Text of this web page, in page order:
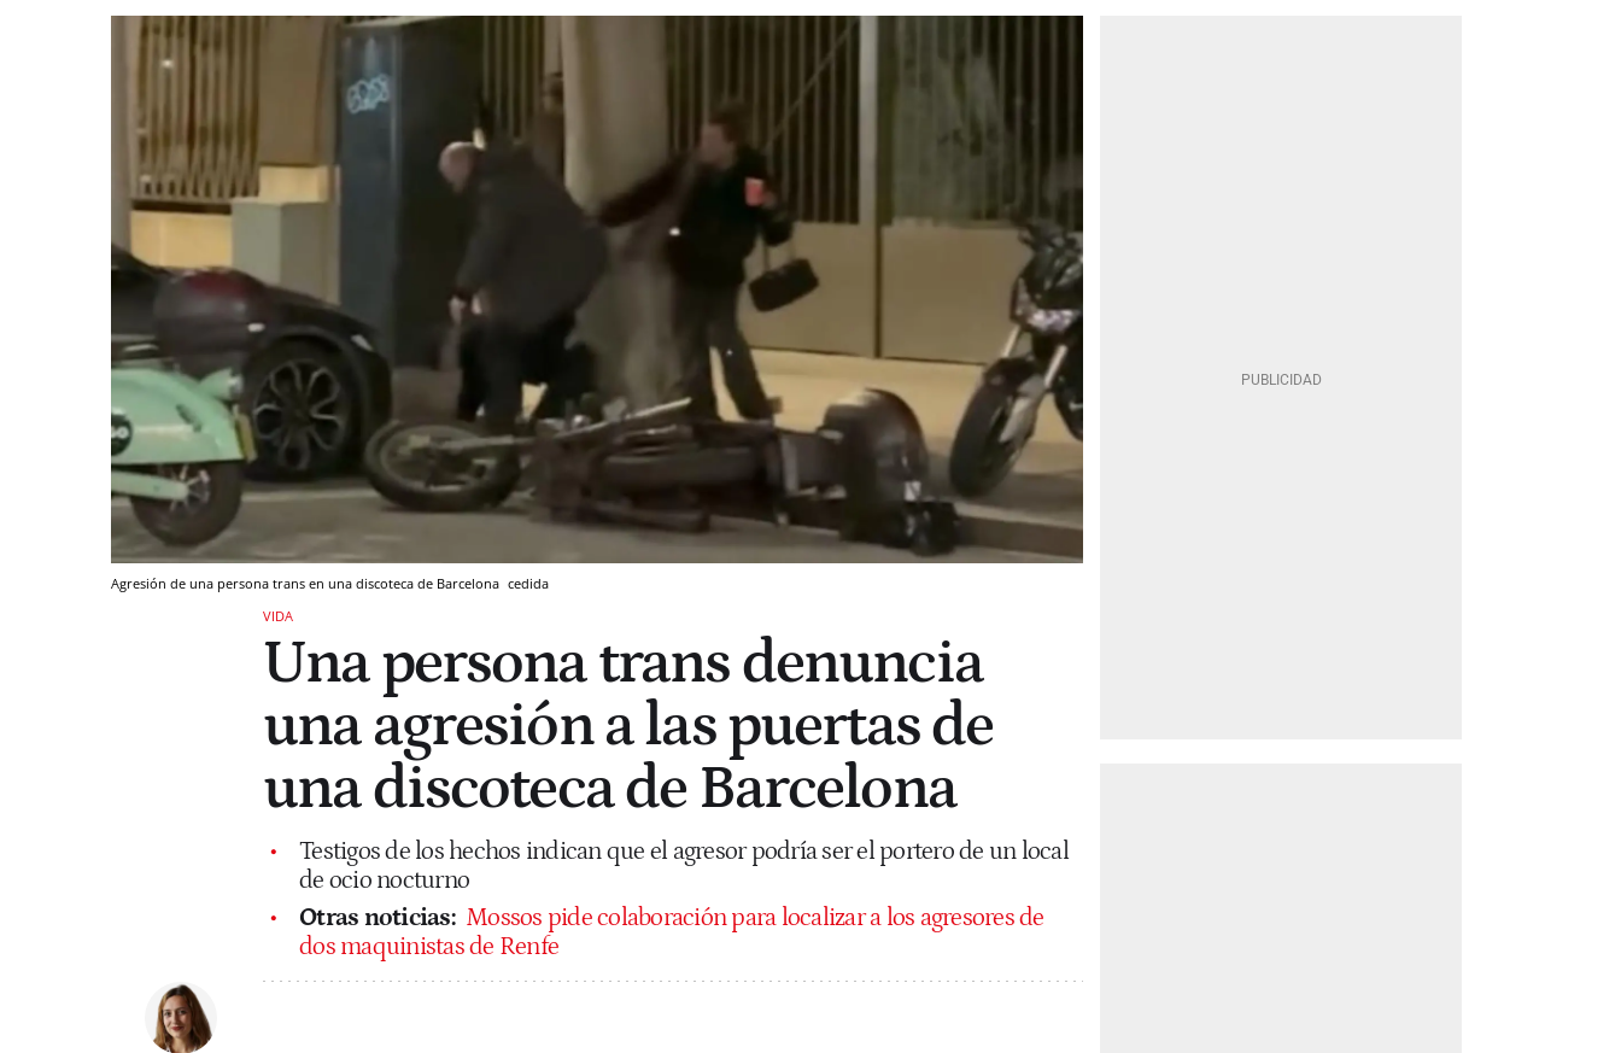
Agresión de una persona trans en una discoteca de Barcelona cedida
VIDA
Una persona trans denuncia
una agresión a las puertas de
una discoteca de Barcelona
Testigos de los hechos indican que el agresor podría ser el portero de un local
de ocio nocturno
Otras noticias: Mossos pide colaboración para localizar a los agresores de
dos maquinistas de Renfe